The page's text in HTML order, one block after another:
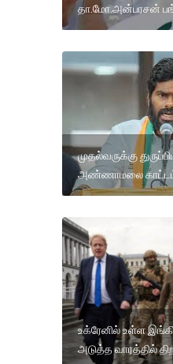
தா.மோ.அன்பரசன்
முதல்வருக்கு
அண்ணாமலை
உக்ரேனில் உள்ள
அடுத்த வாரத்தில்